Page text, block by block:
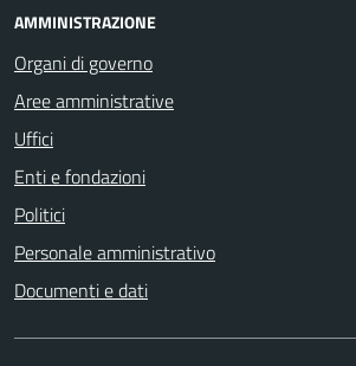
AMMINISTRAZIONE
Organi di governo
Aree amministrative
Uffici
Enti e fondazioni
Politici
Personale amministrativo
Documenti e dati